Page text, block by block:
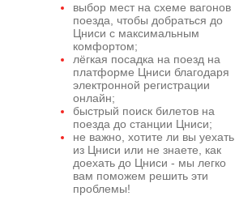
выбор мест на схеме вагонов
поезда, чтобы добраться до
Цниси с максимальным
комфортом;
лёгкая посадка на поезд на
платформе Цниси благодаря
электронной регистрации
онлайн;
быстрый поиск билетов на
поезда до станции Цниси;
не важно, хотите ли вы уехать
из Цниси или не знаете, как
доехать до Цниси - мы легко
вам поможем решить эти
проблемы!